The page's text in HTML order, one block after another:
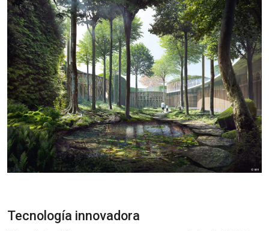
Tecnología innovadora